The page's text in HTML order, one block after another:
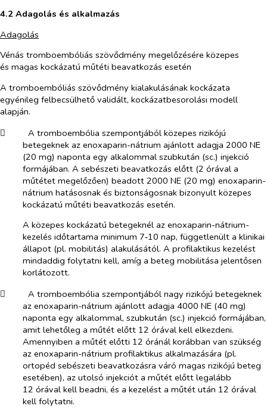
4.2 Adagolás és alkalmazás
Adagolás
Vénás tromboembóliás szövődmény megelőzésére közepes
és magas kockázatú műtéti beavatkozás esetén
A tromboembóliás szövődmény kialakulásának kockázata
egyénileg felbecsülhető validált, kockázatbesorolási modell
alapján.
​
A tromboembólia szempontjából közepes rizikójú
betegeknek az enoxaparin-nátrium ajánlott adagja 2000 NE
(20 mg) naponta egy alkalommal szubkután (sc.) injekció
formájában. A sebészeti beavatkozás előtt (2 órával a
műtétet megelőzően) beadott 2000 NE (20 mg) enoxaparin-
nátrium hatásosnak és biztonságosnak bizonyult közepes
kockázatú műtéti beavatkozás esetén.
A közepes kockázatú betegeknél az enoxaparin-nátrium-
kezelés időtartama minimum 7‑10 nap, függetlenült a klinikai
állapot (pl. mobilitás) alakulásától. A profilaktikus kezelést
mindaddig folytatni kell, amíg a beteg mobilitása jelentősen
korlátozott.
​
A tromboembólia szempontjából nagy rizikójú betegeknek
az enoxaparin-nátrium ajánlott adagja 4000 NE (40 mg)
naponta egy alkalommal, szubkután (sc.) injekció formájában,
amit lehetőleg a műtét előtt 12 órával kell elkezdeni.
Amennyiben a műtét előtti 12 óránál korábban van szükség
az enoxaparin-nátrium profilaktikus alkalmazására (pl.
ortopéd sebészeti beavatkozásra váró magas rizikójú beteg
esetében), az utolsó injekciót a műtét előtt legalább
12 órával kell beadni, és a kezelést a műtét után 12 órával
kell folytatni.